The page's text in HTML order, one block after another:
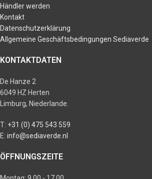
Händler werden
Kontakt
Datenschutzerklärung
Allgemeine Geschäftsbedingungen Sediaverde
KONTAKTDATEN
De Hanze 2
6049 HZ Herten
Limburg, Niederlande.
T: +31 (0) 475 543 559
E: info@sediaverde.nl
ÖFFNUNGSZEITE